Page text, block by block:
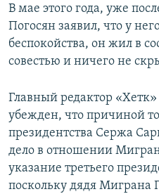
В мае этого года, уже
Погосян заявил, что у
беспокойства, он жил в
совестью и ничего не
Главный редактор
убежден, что причиной
президентства Сержа
дело в отношении
указание третьего
поскольку дядя